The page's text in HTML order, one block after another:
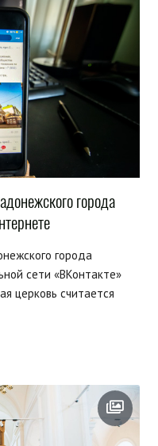
города
города
сети «ВКонтакте»
церковь считается